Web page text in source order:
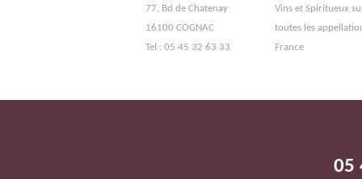
77, Bd de Chatenay
16100 COGNAC
Tel : 05 45 32 63 33
Vins et Spiritueux
toutes les
France
05